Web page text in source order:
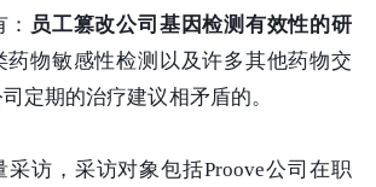
员工篡改公司基因检测有效性的研
药物敏感性检测以及许多其他药物交
定期的治疗建议相矛盾的。
采访，采访对象包括Proove公司在职